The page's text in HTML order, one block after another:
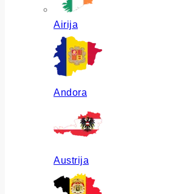
Airija
Andora
Austrija